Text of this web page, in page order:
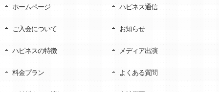
ホームページ
ご入会について
ハピネスの特徴
料金プラン
ハピネス通信
お知らせ
メディア出演
よくある質問